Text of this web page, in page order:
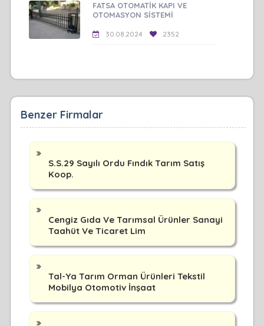
FATSA OTOMATİK KAPI VE
OTOMASYON SİSTEMİ
30.08.2024 2352
Benzer Firmalar
S.S.29 Sayılı Ordu Fındık Tarım Satış
Koop.
Cengiz Gıda Ve Tarımsal Ürünler Sanayi
Taahüt Ve Ticaret Lim
Tal-Ya Tarım Orman Ürünleri Tekstil
Mobilya Otomotiv İnşaat